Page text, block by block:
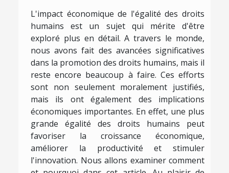
L'impact économique de l'égalité des droits
humains est un sujet qui mérite d'être
exploré plus en détail. A travers le monde,
nous avons fait des avancées significatives
dans la promotion des droits humains, mais il
reste encore beaucoup à faire. Ces efforts
sont non seulement moralement justifiés,
mais ils ont également des implications
économiques importantes. En effet, une plus
grande égalité des droits humains peut
favoriser la croissance économique,
améliorer la productivité et stimuler
l'innovation. Nous allons examiner comment